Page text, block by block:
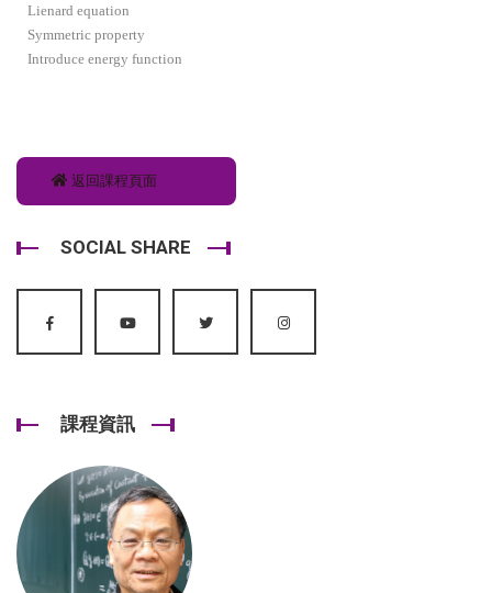
Lienard equation
Symmetric property
Introduce energy function
返回課程頁面
SOCIAL SHARE
課程資訊